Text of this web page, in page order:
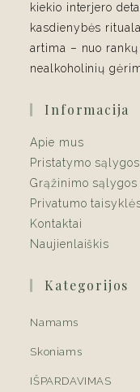
kiekio interjero
kasdienybės
artima – nuo
nealkoholinių
Informacija
Apie mus
Pristatymo sąlygos
Grąžinimo sąlygos
Privatumo
Kontaktai
Naujienlaiškis
Kategorijos
Namams
Skoniams
IŠPARDAVIMAS